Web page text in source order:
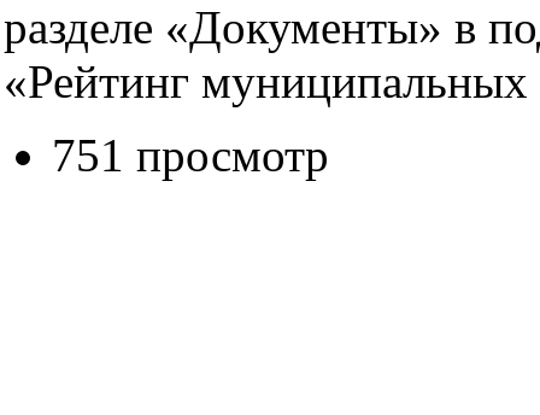
разделе «Документы» в
«Рейтинг
751 просмотр